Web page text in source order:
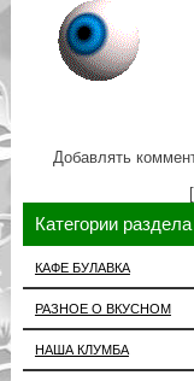
Добавлять
[
Категории раздела
КАФЕ БУЛАВКА
РАЗНОЕ О ВКУСНОМ
НАША КЛУМБА